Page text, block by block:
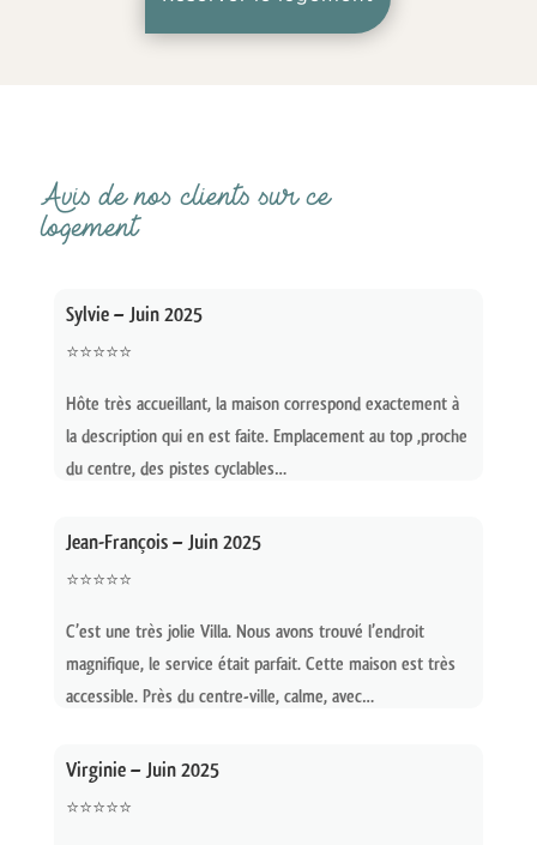
Avis de nos clients sur ce
logement
Sylvie – Juin2025
⭐⭐⭐⭐⭐
Hôte très accueillant, la maison correspond exactement à
la description qui en est faite. Emplacement au top ,proche
du centre, des pistes cyclables…
Jean-François – Juin2025
⭐⭐⭐⭐⭐
C’est une très jolie Villa. Nous avons trouvé l’endroit
magnifique, le service était parfait. Cette maison est très
accessible. Près du centre-ville, calme, avec…
Virginie – Juin2025
⭐⭐⭐⭐⭐